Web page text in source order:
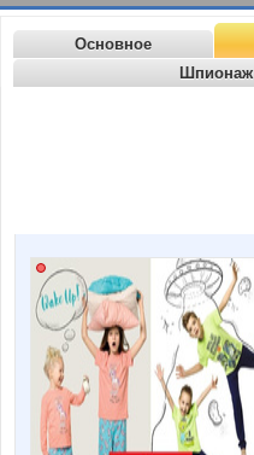
Основное
Шпионаж